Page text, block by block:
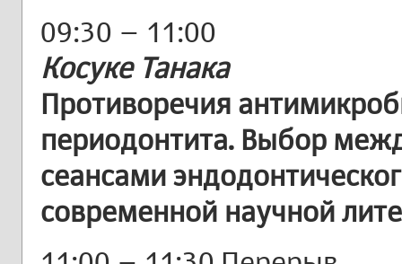
09:30 – 11:00
Косуке Танака
Противоречия
периодонтита. Выбор
сеансами
современной научной